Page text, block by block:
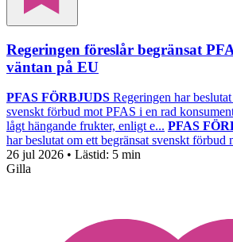
Regeringen föreslår begränsat
väntan på EU
PFAS FÖRBJUDS Regeringen har
svenskt förbud mot PFAS i en rad
lågt hängande frukter, enligt e... PFAS
har beslutat om ett begränsat svenskt förbud
26 jul 2026 • Lästid: 5 min
Gilla